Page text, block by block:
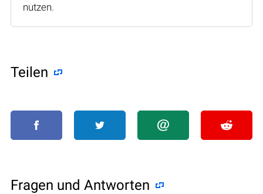
nutzen.
Teilen
Fragen und Antworten